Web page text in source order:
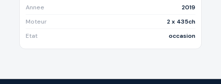
Annee
2019
Moteur
2 x 435ch
Etat
occasion